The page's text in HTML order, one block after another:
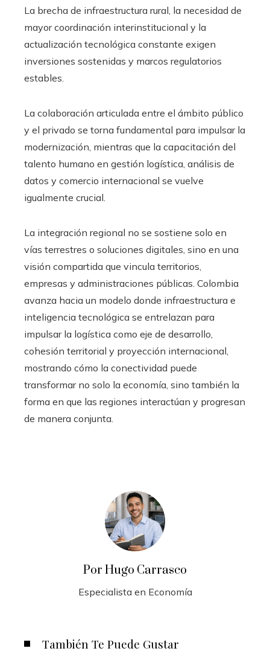
La brecha de infraestructura rural, la necesidad de
mayor coordinación interinstitucional y la
actualización tecnológica constante exigen
inversiones sostenidas y marcos regulatorios
estables.
La colaboración articulada entre el ámbito público
y el privado se torna fundamental para impulsar la
modernización, mientras que la capacitación del
talento humano en gestión logística, análisis de
datos y comercio internacional se vuelve
igualmente crucial.
La integración regional no se sostiene solo en
vías terrestres o soluciones digitales, sino en una
visión compartida que vincula territorios,
empresas y administraciones públicas. Colombia
avanza hacia un modelo donde infraestructura e
inteligencia tecnológica se entrelazan para
impulsar la logística como eje de desarrollo,
cohesión territorial y proyección internacional,
mostrando cómo la conectividad puede
transformar no solo la economía, sino también la
forma en que las regiones interactúan y progresan
de manera conjunta.
Por Hugo Carrasco
Especialista en Economía
También Te Puede Gustar